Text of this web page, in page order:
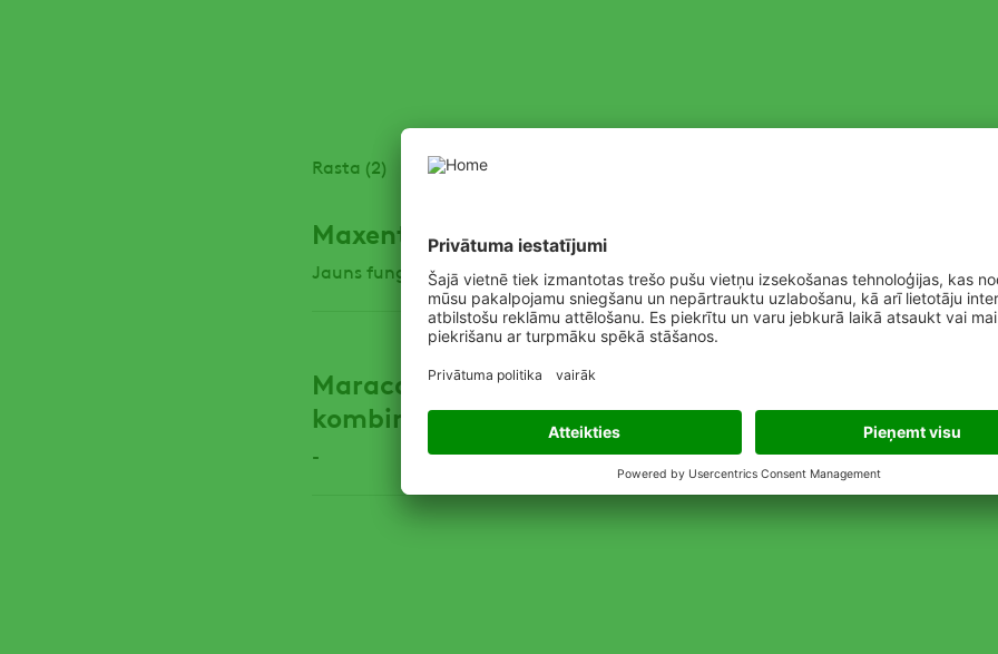
Rasta (2)
Maxentis®
Jauns fungicīds ADAMA produktu piedāvājumā.
Maracas - jauna augsti efektīvu fungicīdu darbīgo
kombinācija graudaugu audzētājiem
-